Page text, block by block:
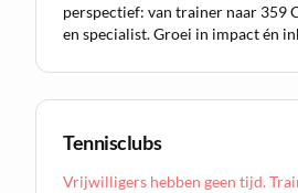
perspectief: van trainer naar 359
en specialist. Groei in impact én
Tennisclubs
Vrijwilligers hebben geen tijd.